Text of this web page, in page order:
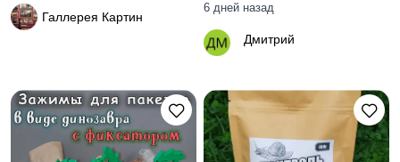
Галлерея Картин
6 дней назад
Дмитрий